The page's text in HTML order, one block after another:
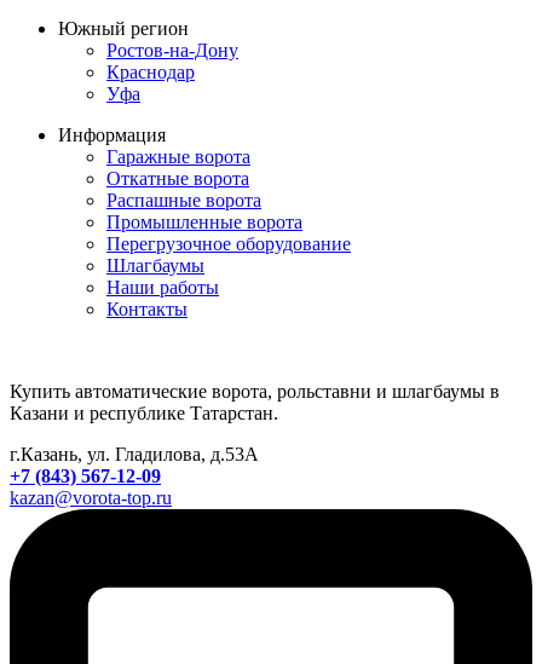
Южный регион
Ростов-на-Дону
Краснодар
Уфа
Информация
Гаражные ворота
Откатные ворота
Распашные ворота
Промышленные ворота
Перегрузочное оборудование
Шлагбаумы
Наши работы
Контакты
Купить автоматические ворота, рольставни и шлагбаумы в
Казани и республике Татарстан.
г.Казань, ул. Гладилова, д.53А
+7 (843) 567-12-09
kazan@vorota-top.ru